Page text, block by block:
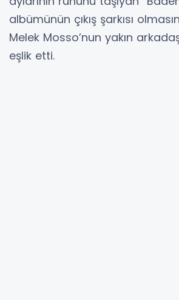
albümünün çıkış şarkısı
Melek Mosso’nun yakın
eşlik etti.